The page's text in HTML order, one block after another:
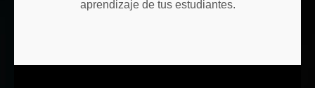
aprendizaje de tus estudiantes.